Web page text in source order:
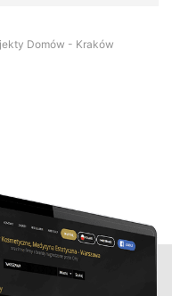
Domów - Kraków